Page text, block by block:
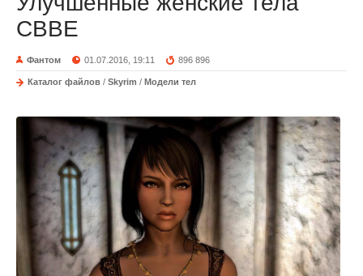
CBBE
Фантом 01.07.2016, 19:11 896 896
Каталог файлов / Skyrim / Модели тел